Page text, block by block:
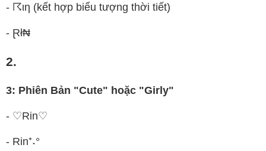
- ☈ιη (kết hợp biểu tượng thời tiết)
- Ɽł₦
2.
3: Phiên Bản "Cute" hoặc "Girly"
- ♡Rin♡
- Rin⁺˖°